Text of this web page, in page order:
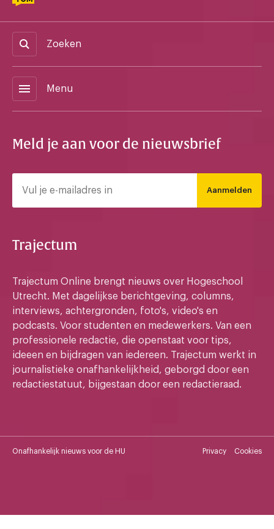
Zoeken
menu Menu
Meld je aan voor de nieuwsbrief
Aanmelden
Trajectum
Trajectum Online brengt nieuws over Hogeschool
Utrecht. Met dagelijkse berichtgeving, columns,
interviews, achtergronden, foto's, video's en
podcasts. Voor studenten en medewerkers. Van een
professionele redactie, die openstaat voor tips,
ideeen en bijdragen van iedereen. Trajectum werkt in
journalistieke onafhankelijkheid, geborgd door een
redactiestatuut, bijgestaan door een redactieraad.
Onafhankelijk nieuws voor de HU Privacy Cookies